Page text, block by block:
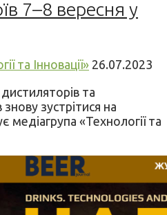
7–8 вересня у
та Інновації» 26.07.2023
та
зустрітися на
медіагрупа «Технології та